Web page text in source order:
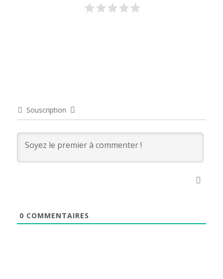
Souscription
0 COMMENTAIRES